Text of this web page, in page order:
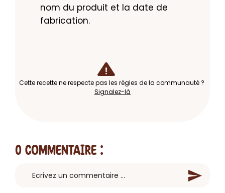
nom du produit et la date de
fabrication.
Cette recette ne respecte pas les règles de la communauté ?
Signalez-là
0 Commentaire :